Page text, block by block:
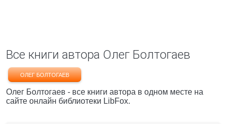
Все книги автора Олег Болтогаев
ОЛЕГ БОЛТОГАЕВ
Олег Болтогаев - все книги автора в одном месте на
сайте онлайн библиотеки LibFox.